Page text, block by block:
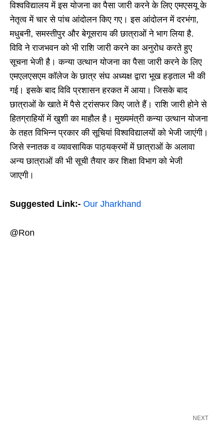
विश्वविद्यालय में इस योजना का पैसा जारी करने के लिए एमएसयू के
नेतृत्व में चार से पांच आंदोलन किए गए। इस आंदोलन में दरभंगा,
मधुबनी, समस्तीपुर और बेगूसराय की छात्राओं ने भाग लिया है.
विवि ने राजभवन को भी राशि जारी करने का अनुरोध करते हुए
सूचना भेजी है। कन्या उत्थान योजना का पैसा जारी करने के लिए
एमएलएसएम कॉलेज के छात्र संघ अध्यक्ष द्वारा भूख हड़ताल भी की
गई। इसके बाद विवि प्रशासन हरकत में आया। जिसके बाद
छात्राओं के खाते में पैसे ट्रांसफर किए जाते हैं। राशि जारी होने से
हितग्राहियों में खुशी का माहौल है। मुख्यमंत्री कन्या उत्थान योजना
के तहत विभिन्न प्रकार की सूचियां विश्वविद्यालयों को भेजी जाएंगी।
जिसे स्नातक व व्यावसायिक पाठ्यक्रमों में छात्राओं के अलावा
अन्य छात्राओं की भी सूची तैयार कर शिक्षा विभाग को भेजी
जाएगी।
Suggested Link:- Our Jharkhand
@Ron
NEXT